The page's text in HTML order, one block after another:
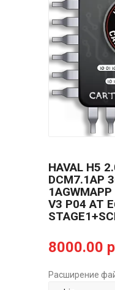
HAVAL H5
DCM7.1AP
V3 P04 AT
8000.00
Расширение